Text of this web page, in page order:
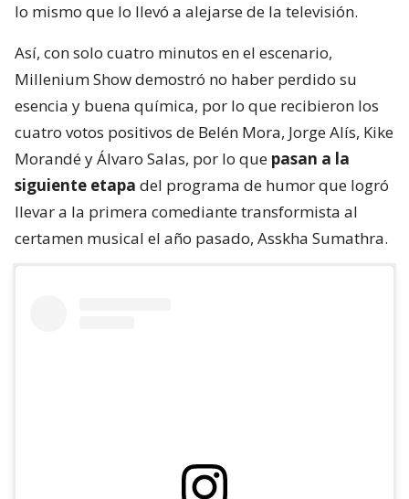
lo mismo que lo llevó a alejarse de la televisión.
Así, con solo cuatro minutos en el escenario,
Millenium Show demostró no haber perdido su
esencia y buena química, por lo que recibieron los
cuatro votos positivos de Belén Mora, Jorge Alís, Kike
Morandé y Álvaro Salas, por lo que pasan a la
siguiente etapa del programa de humor que logró
llevar a la primera comediante transformista al
certamen musical el año pasado, Asskha Sumathra.